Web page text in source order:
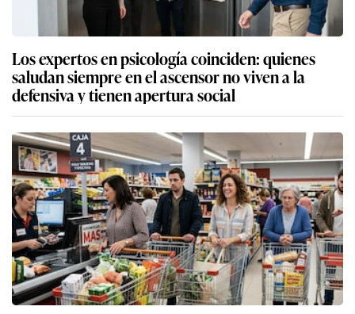
Los expertos en psicología coinciden: quienes
saludan siempre en el ascensor no viven a la
defensiva y tienen apertura social